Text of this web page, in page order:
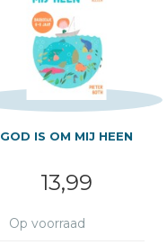
GOD IS OM MIJ HEEN
13,99
Op voorraad